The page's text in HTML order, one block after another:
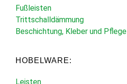
Fußleisten
Trittschalldämmung
Beschichtung, Kleber und Pflege
HOBELWARE:
Leisten